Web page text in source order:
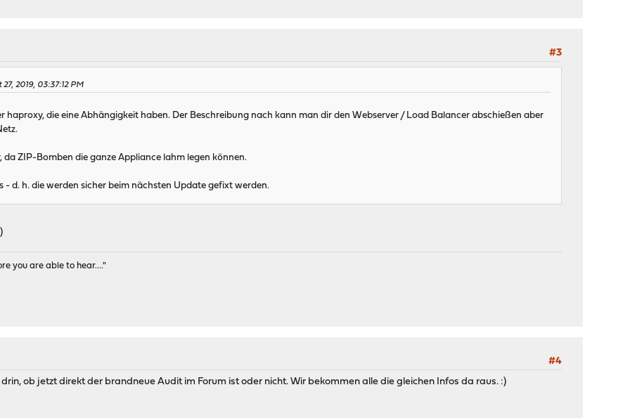
#3
2019, 03:37:12 PM
die eine Abhängigkeit haben. Der Beschreibung nach kann man dir den Webserver / Load Balancer abschießen aber
da ZIP-Bomben die ganze Appliance lahm legen können.
- d. h. die werden sicher beim nächsten Update gefixt werden.
you are able to hear...."
#4
drin, ob jetzt direkt der brandneue Audit im Forum ist oder nicht. Wir bekommen alle die gleichen Infos da raus. :)